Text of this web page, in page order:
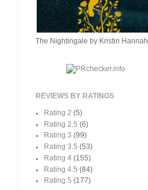
The Nightingale by Kristin Hannah
REVIEWS BY RATINGS
Rating 2 (5)
Rating 2.5 (6)
Rating 3 (99)
Rating 3.5 (53)
Rating 4 (155)
Rating 4.5 (84)
Rating 5 (177)